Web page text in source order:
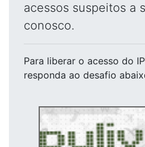
acessos suspeitos a
conosco.
Para liberar o acesso do IP
responda ao desafio